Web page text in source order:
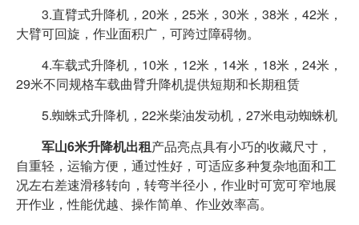
3.直臂式升降机，20米，25米，30米，38米，42米，
大臂可回旋，作业面积广，可跨过障碍物。
4.车载式升降机，10米，12米，14米，18米，24米，
29米不同规格车载曲臂升降机提供短期和长期租赁
5.蜘蛛式升降机，22米柴油发动机，27米电动蜘蛛机
军山6米升降机出租产品亮点具有小巧的收藏尺寸，
自重轻，运输方便，通过性好，可适应多种复杂地面和工
况左右差速滑移转向，转弯半径小，作业时可宽可窄地展
开作业，性能优越、操作简单、作业效率高。